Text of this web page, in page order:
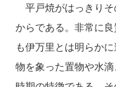
平戸焼がはっきり
からである。非常に
も伊万里とは明らか
物を象った置物や水